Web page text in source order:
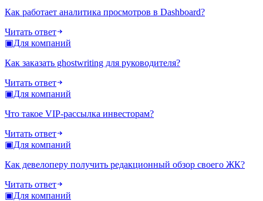
Как работает аналитика просмотров в Dashboard?
Читать ответ
▣Для компаний
Как заказать ghostwriting для руководителя?
Читать ответ
▣Для компаний
Что такое VIP-рассылка инвесторам?
Читать ответ
▣Для компаний
Как девелоперу получить редакционный обзор своего ЖК?
Читать ответ
▣Для компаний